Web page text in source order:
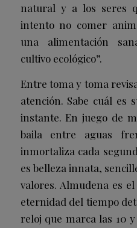
natural y a los seres
intento no comer
una alimentación
cultivo ecológico”.
Entre toma y toma
atención. Sabe cuál es
instante. En juego de
baila entre aguas
inmortaliza cada
es belleza innata,
valores. Almudena es
eternidad del tiempo
reloj que marca las 10